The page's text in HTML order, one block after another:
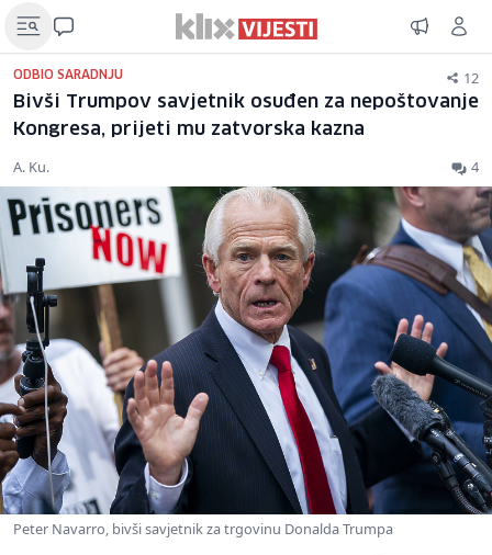
ODBIO SARADNJU 12
Bivši Trumpov savjetnik osuđen za nepoštovanje
Kongresa, prijeti mu zatvorska kazna
A. Ku. 4
Peter Navarro, bivši savjetnik za trgovinu Donalda Trumpa